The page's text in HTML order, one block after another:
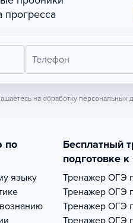
прогресса
Телефон
на обработку персональных
по
языку
Бесплатный
подготовке
Тренажер ОГЭ
Тренажер ОГЭ
Тренажер ОГЭ
Тренажер ОГЭ